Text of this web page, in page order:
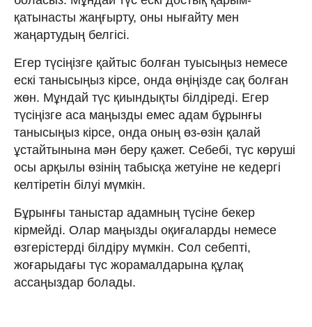
қатынасты жаңғырту, оны нығайту мен
жаңартудың белгісі.
Егер түсіңізге қайтыс болған туысыңыз немесе
ескі танысыңыз кірсе, онда өңіңізде сақ болған
жөн. Мұндай түс қиындықты білдіреді. Егер
түсіңізге аса маңызды емес адам бұрынғы
танысыңыз кірсе, онда оның өз-өзін қалай
ұстайтынына мән беру қажет. Себебі, түс көруші
осы арқылы өзінің табысқа жетуіне не кедергі
келтіретін білуі мүмкін.
Бұрынғы таныстар адамның түсіне бекер
кірмейді. Олар маңызды оқиғаларды немесе
өзгерістерді білдіру мүмкін. Сол себепті,
жоғарыдағы түс жорамалдарына құлақ
ассаңыздар болады.